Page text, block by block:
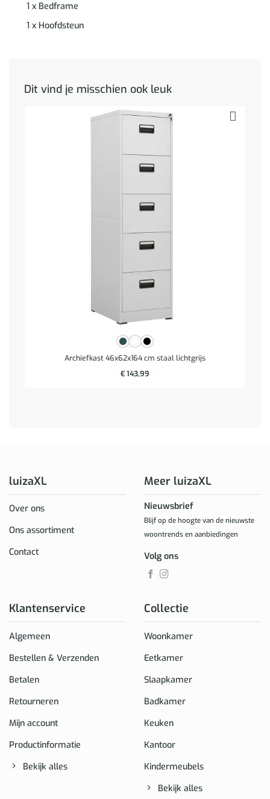
1 x Bedframe
1 x Hoofdsteun
Dit vind je misschien ook leuk
Archiefkast 46x62x164 cm staal lichtgrijs
€143,99
luizaXL
Over ons
Ons assortiment
Contact
Klantenservice
Algemeen
Bestellen & Verzenden
Betalen
Retourneren
Mijn account
Productinformatie
Bekijk alles
Collectie
Woonkamer
Eetkamer
Slaapkamer
Badkamer
Keuken
Kantoor
Kindermeubels
Bekijk alles
Meer luizaXL
Nieuwsbrief
Blijf op de hoogte van de nieuwste
woontrends en aanbiedingen
Volg ons